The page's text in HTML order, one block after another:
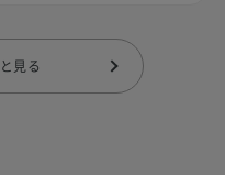
見る